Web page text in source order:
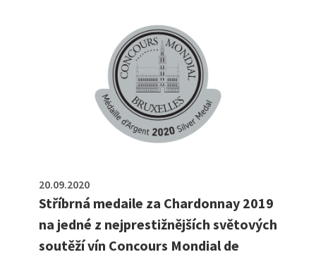
Stříbrná medaile za Chardonnay 2019
na jedné z nejprestižnějších světových
soutěží vín Concours Mondial de
20.09.2020